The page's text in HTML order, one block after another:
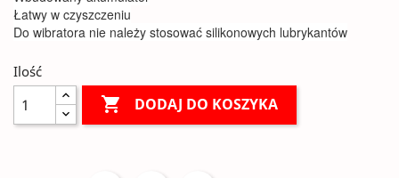
Łatwy w czyszczeniu
Do wibratora nie należy stosować silikonowych lubrykantów
Ilość
 DODAJ DO KOSZYKA